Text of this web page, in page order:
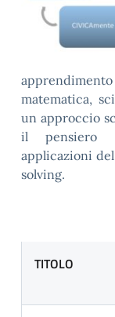
matematica,
un approccio
il pensiero
applicazioni
solving.
TITOLO